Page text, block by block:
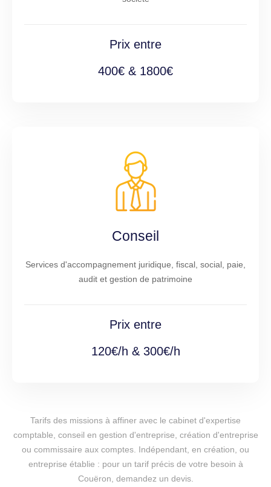
Prix entre
400€ & 1800€
Conseil
Services d'accompagnement juridique, fiscal, social, paie,
audit et gestion de patrimoine
Prix entre
120€/h & 300€/h
Tarifs des missions à affiner avec le cabinet d'expertise
comptable, conseil en gestion d'entreprise, création d'entreprise
ou commissaire aux comptes. Indépendant, en création, ou
entreprise établie : pour un tarif précis de votre besoin à
Couëron, demandez un devis.